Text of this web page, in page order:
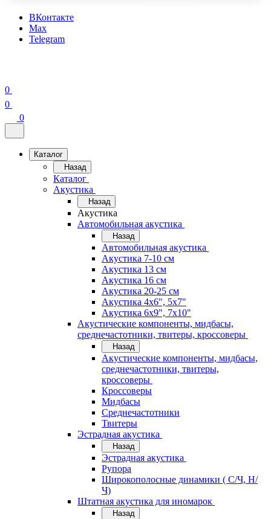
ВКонтакте
Max
Telegram
0
0
0
Каталог
Назад
Каталог
Акустика
Назад
Акустика
Автомобильная акустика
Назад
Автомобильная акустика
Акустика 7-10 см
Акустика 13 см
Акустика 16 см
Акустика 20-25 см
Акустика 4х6", 5х7"
Акустика 6х9", 7х10"
Акустические компоненты, мидбасы,
среднечастотники, твитеры, кроссоверы
Назад
Акустические компоненты, мидбасы,
среднечастотники, твитеры,
кроссоверы
Кроссоверы
Мидбасы
Среднечастотники
Твитеры
Эстрадная акустика
Назад
Эстрадная акустика
Рупора
Широкополосные динамики ( С/Ч, Н/
Ч)
Штатная акустика для иномарок
Назад